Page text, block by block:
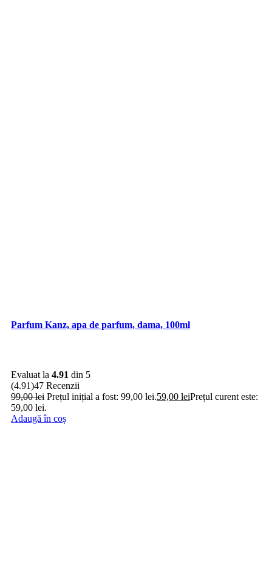
Parfum Kanz, apa de parfum, dama, 100ml
Evaluat la 4.91 din 5
(4.91)47 Recenzii
99,00lei Prețul inițial a fost: 99,00 lei.59,00 leiPrețul curent este:
59,00 lei.
Adaugă în coș